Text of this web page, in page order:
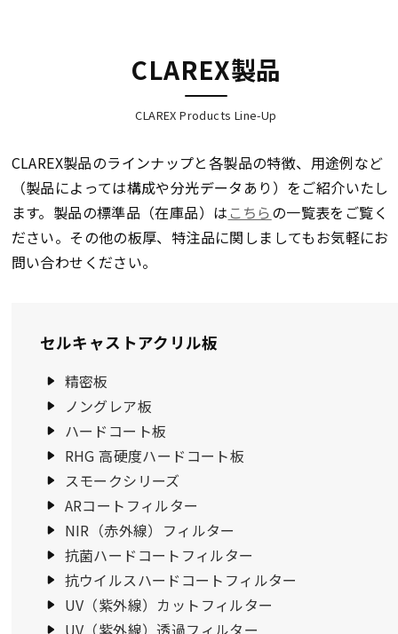
CLAREX製品
CLAREX Products Line-Up
CLAREX製品のラインナップと各製品の特徴、用途例など
（製品によっては構成や分光データあり）をご紹介いたし
ます。製品の標準品（在庫品）は こちらの一覧表をご覧く
ださい。その他の板厚、特注品に関しましてもお気軽にお
問い合わせください。
セルキャストアクリル板
精密板
ノングレア板
ハードコート板
RHG 高硬度ハードコート板
スモークシリーズ
ARコートフィルター
NIR（赤外線）フィルター
抗菌ハードコートフィルター
抗ウイルスハードコートフィルター
UV（紫外線）カットフィルター
UV（紫外線）透過フィルター